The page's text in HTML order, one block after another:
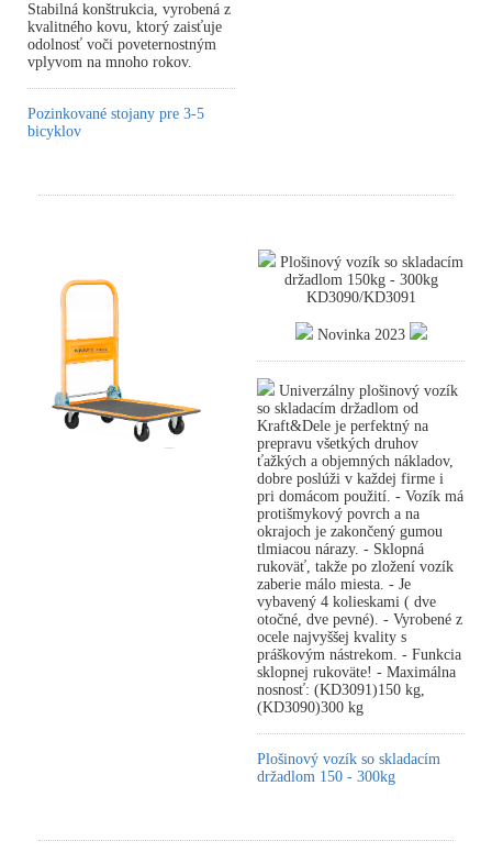
Stabilná konštrukcia, vyrobená z
kvalitného kovu, ktorý zaisťuje
odolnosť voči poveternostným
vplyvom na mnoho rokov.
Pozinkované stojany pre 3-5
bicyklov
Plošinový vozík so skladacím
držadlom 150kg - 300kg
KD3090/KD3091
Novinka 2023
Univerzálny plošinový vozík
so skladacím držadlom od
Kraft&Dele je perfektný na
prepravu všetkých druhov
ťažkých a objemných nákladov,
dobre poslúži v každej firme i
pri domácom použití. - Vozík má
protišmykový povrch a na
okrajoch je zakončený gumou
tlmiacou nárazy. - Sklopná
rukoväť, takže po zložení vozík
zaberie málo miesta. - Je
vybavený 4 kolieskami ( dve
otočné, dve pevné). - Vyrobené z
ocele najvyššej kvality s
práškovým nástrekom. - Funkcia
sklopnej rukoväte! - Maximálna
nosnosť: (KD3091)150 kg,
(KD3090)300 kg
Plošinový vozík so skladacím
držadlom 150 - 300kg